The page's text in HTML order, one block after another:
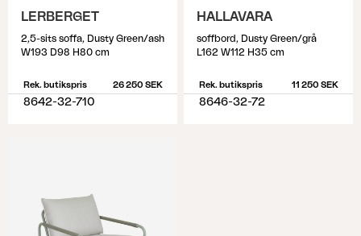
LERBERGET
2,5-sits soffa, Dusty Green/ash
W193 D98 H80 cm
Rek. butikspris 26 250 SEK
8642-32-710
HALLAVARA
soffbord, Dusty Green/grå
L162 W112 H35 cm
Rek. butikspris 11 250 SEK
8646-32-72